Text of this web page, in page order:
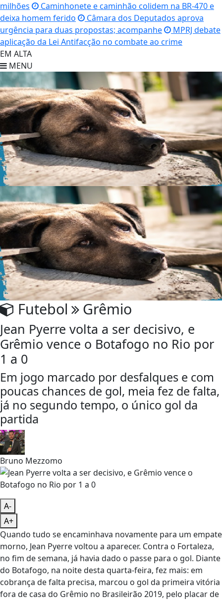
milhões
Caminhonete e caminhão colidem na BR-470 e
deixa homem ferido
Câmara dos Deputados aprova
urgência para duas propostas; acompanhe
MPRJ debate
aplicação da Lei Antifacção no combate ao crime
EM ALTA
MENU
Futebol Grêmio
Jean Pyerre volta a ser decisivo, e
Grêmio vence o Botafogo no Rio por
1 a 0
Em jogo marcado por desfalques e com
poucas chances de gol, meia fez de falta,
já no segundo tempo, o único gol da
partida
Bruno Mezzomo
A-
A+
Quando tudo se encaminhava novamente para um empate
morno, Jean Pyerre voltou a aparecer. Contra o Fortaleza,
no fim de semana, já havia dado o passe para o gol. Diante
do Botafogo, na noite desta quarta-feira, fez mais: em
cobrança de falta precisa, marcou o gol da primeira vitória
fora de casa do Grêmio no Brasileirão 2019, pelo placar de